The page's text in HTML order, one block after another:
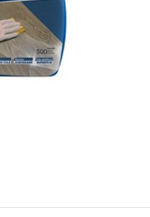
[+] Ver todos